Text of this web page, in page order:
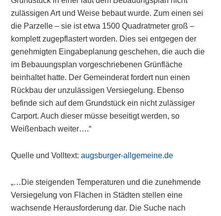
zulässigen Art und Weise bebaut wurde. Zum einen sei
die Parzelle – sie ist etwa 1500 Quadratmeter groß –
komplett zugepflastert worden. Dies sei entgegen der
genehmigten Eingabeplanung geschehen, die auch die
im Bebauungsplan vorgeschriebenen Grünfläche
beinhaltet hatte. Der Gemeinderat fordert nun einen
Rückbau der unzulässigen Versiegelung. Ebenso
befinde sich auf dem Grundstück ein nicht zulässiger
Carport. Auch dieser müsse beseitigt werden, so
Weißenbach weiter….“
Quelle und Volltext:augsburger-allgemeine.de
„…Die steigenden Temperaturen und die zunehmende
Versiegelung von Flächen in Städten stellen eine
wachsende Herausforderung dar. Die Suche nach